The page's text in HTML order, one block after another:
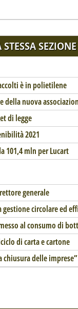
SEZIONE
è in polietilene
della nuova
di legge
2021
101,4 mln per Lucart
generale
circolare ed
al consumo di
di carta e cartone
chiusura delle imprese”